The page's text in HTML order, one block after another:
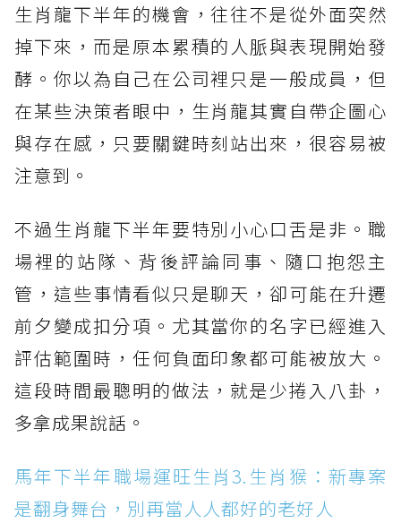
生肖龍下半年的機會，往往不是從外面突然
掉下來，而是原本累積的人脈與表現開始發
酵。你以為自己在公司裡只是一般成員，但
在某些決策者眼中，生肖龍其實自帶企圖心
與存在感，只要關鍵時刻站出來，很容易被
注意到。
不過生肖龍下半年要特別小心口舌是非。職
場裡的站隊、背後評論同事、隨口抱怨主
管，這些事情看似只是聊天，卻可能在升遷
前夕變成扣分項。尤其當你的名字已經進入
評估範圍時，任何負面印象都可能被放大。
這段時間最聰明的做法，就是少捲入八卦，
多拿成果說話。
馬年下半年職場運旺生肖3.生肖猴：新專案
是翻身舞台，別再當人人都好的老好人